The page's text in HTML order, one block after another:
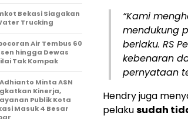
“Kami
mendukung
berlaku. RS
kebenaran
pernyataan
Hendry juga
pelakusudah
Bekasi Siagakan
Trucking
Air Tembus 60
hingga Dewas
Tak Kompak
Minta ASN
Kinerja,
Publik Kota
Masuk 4 Besar